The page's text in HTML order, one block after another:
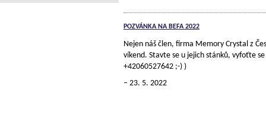
POZVÁNKA NA BEFA 2022
Nejen náš člen, firma Memory Crystal z
víkend. Stavte se u jejich stánků, vyfoťte
+42060527642 ;-) )
23. 5. 2022